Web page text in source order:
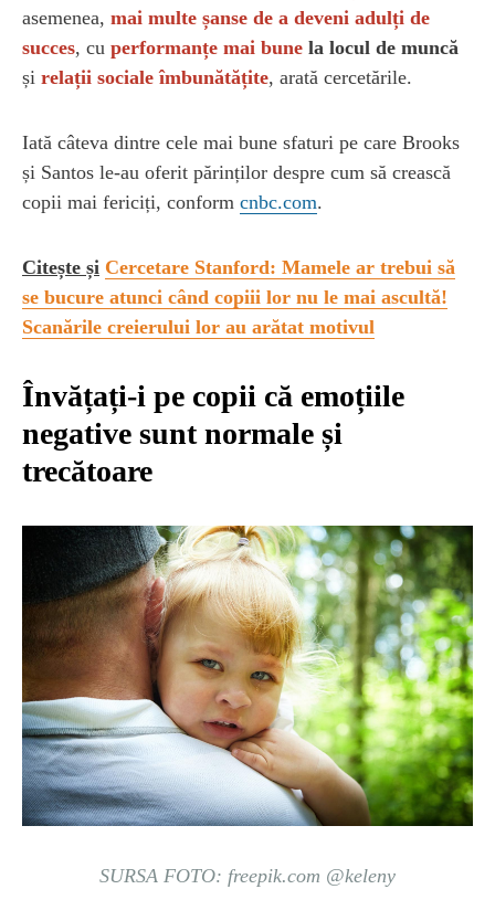
asemenea, mai multe șanse de a deveni adulți de
succes, cu performanțe mai bune la locul de muncă
și relații sociale îmbunătățite, arată cercetările.
Iată câteva dintre cele mai bune sfaturi pe care Brooks
și Santos le-au oferit părinților despre cum să crească
copii mai fericiți, conform cnbc.com.
Citește și Cercetare Stanford: Mamele ar trebui să
se bucure atunci când copiii lor nu le mai ascultă!
Scanările creierului lor au arătat motivul
Învățați-i pe copii că emoțiile
negative sunt normale și
trecătoare
SURSA FOTO: freepik.com @keleny